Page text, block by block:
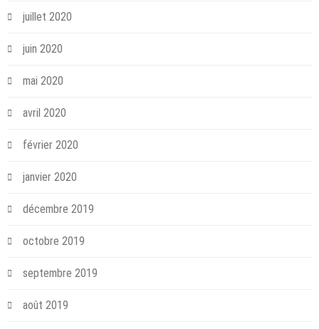
juillet 2020
juin 2020
mai 2020
avril 2020
février 2020
janvier 2020
décembre 2019
octobre 2019
septembre 2019
août 2019